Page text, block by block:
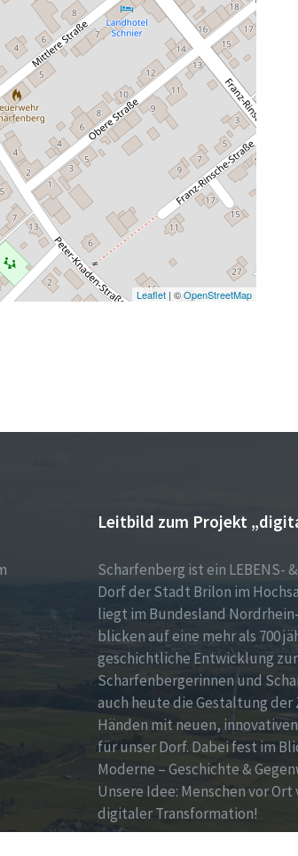
Leaflet| ©OpenStreetMap
Leitbild zum Projekt
Scharfenberg ist ein LEBENS- &
Dorf der Stadt Brilon im
liegt im Bundesland
blicken auf eine mehr als 700
geschichtliche Entwicklung
Scharfenbergerinnen und
auch heute die Gestaltung der
Händen mit neuen,
für unser Dorf. Dabei fest im
Moderne – Geschichte &
Unsere Idee: Menschen vor
digitaler Transformation!